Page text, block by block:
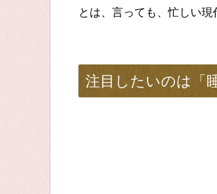
とは、言っても、忙しい現
注目したいのは「